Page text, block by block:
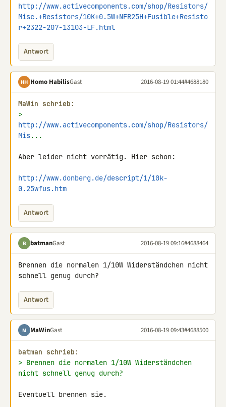
http://www.activecomponents.com/shop/Resistors/
Misc.+Resistors/10K+0.5W+NFR25H+Fusible+Resisto
r+2322-207-13103-LF.html
Antwort
HH Homo HabilisGast 2016-08-19 01:44#4688180
MaWin schrieb:
http://www.activecomponents.com/shop/Resistors/
Mis...
Aber leider nicht vorrätig. Hier schon:
http://www.donberg.de/descript/1/10k-
0.25wfus.htm
Antwort
B batmanGast 2016-08-19 09:16#4688464
Brennen die normalen 1/10W Widerständchen nicht
schnell genug durch?
Antwort
M MaWinGast 2016-08-19 09:43#4688500
batman schrieb:
> Brennen die normalen 1/10W Widerständchen
nicht schnell genug durch?
Eventuell brennen sie.